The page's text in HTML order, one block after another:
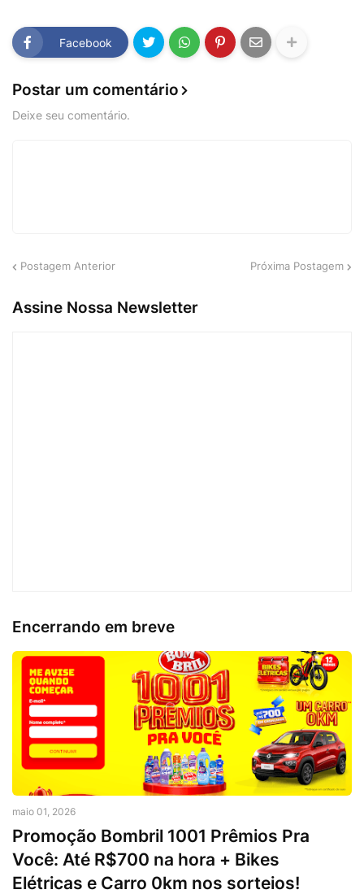
Facebook
Postar um comentário
Deixe seu comentário.
Postagem Anterior Próxima Postagem
Assine Nossa Newsletter
Encerrando em breve
maio 01, 2026
Promoção Bombril 1001 Prêmios Pra
Você: Até R$700 na hora + Bikes
Elétricas e Carro 0km nos sorteios!